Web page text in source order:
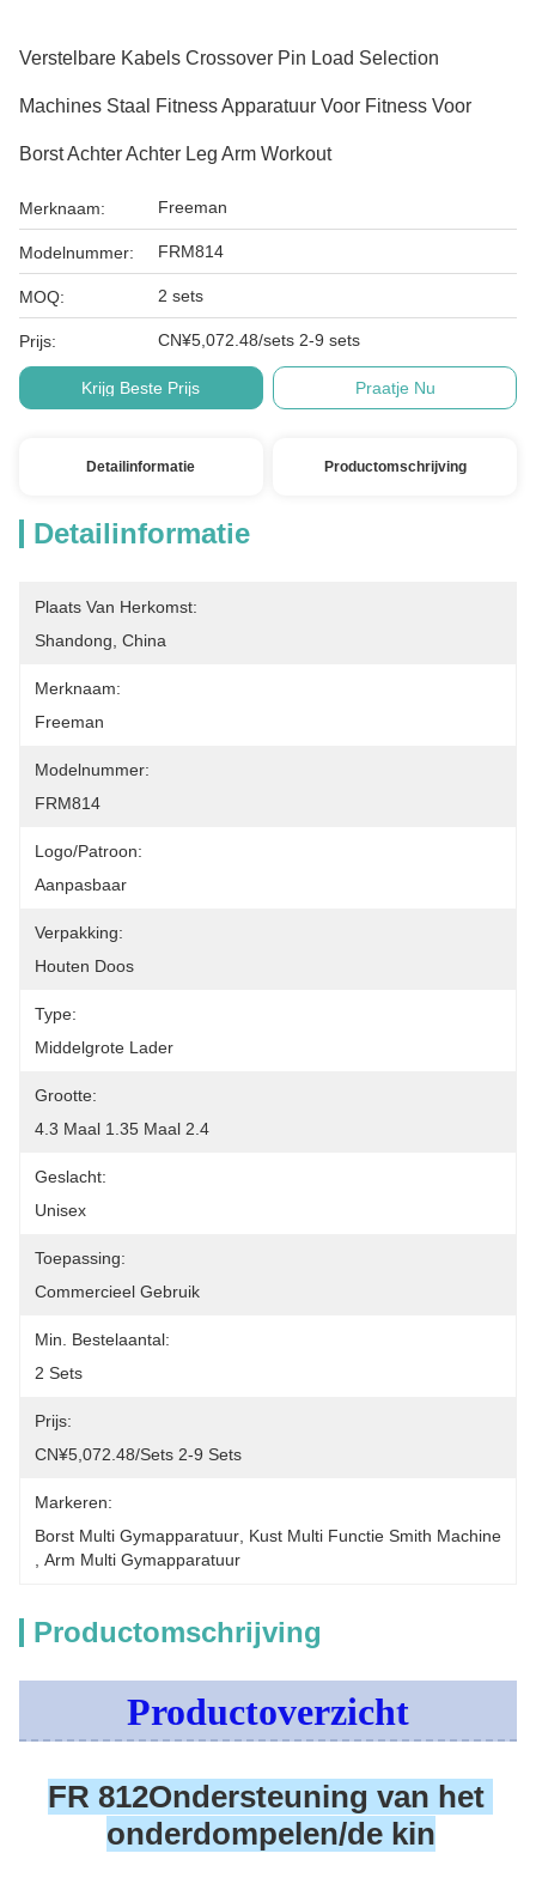
Verstelbare Kabels Crossover Pin Load Selection
Machines Staal Fitness Apparatuur Voor Fitness Voor
Borst Achter Achter Leg Arm Workout
Merknaam: Freeman
Modelnummer: FRM814
MOQ: 2 sets
Prijs: CN¥5,072.48/sets 2-9 sets
Krijg Beste Prijs Praatje Nu
Detailinformatie Productomschrijving
Detailinformatie
Plaats Van Herkomst:
Shandong, China
Merknaam:
Freeman
Modelnummer:
FRM814
Logo/patroon:
Aanpasbaar
Verpakking:
Houten Doos
Type:
Middelgrote Lader
Grootte:
4.3 Maal 1.35 Maal 2.4
Geslacht:
Unisex
Toepassing:
Commercieel Gebruik
Min. Bestelaantal:
2 Sets
Prijs:
CN¥5,072.48/sets 2-9 Sets
Markeren:
Borst Multi Gymapparatuur Kust Multi Functie Smith Machine
Arm Multi Gymapparatuur
Productomschrijving
Productoverzicht
FR 812Ondersteuning van het
onderdompelen/de kin